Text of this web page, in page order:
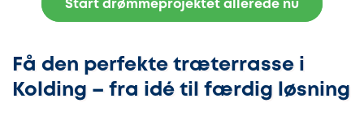
Start drømmeprojektet allerede nu
Få den perfekte træterrasse i
Kolding – fra idé til færdig løsning